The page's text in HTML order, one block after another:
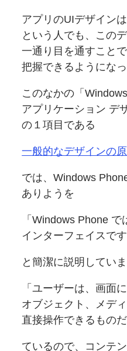
アプリのUIデザインは
という人でも、 この
一通り目を通すことで
把握できるようになっ
このなかの 「
アプリケーション デ
の１項目である
一般的なデザインの
では、Windows
ありようを
「Windows Phone で
インターフェイスです
と簡潔に説明していま
「ユーザーは、 画面に
オブジェクト、 メデ
直接操作できる もの
ているので、 コンテ